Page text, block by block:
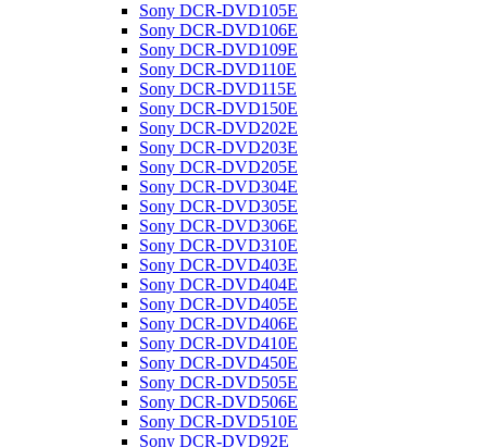
Sony DCR-DVD105E
Sony DCR-DVD106E
Sony DCR-DVD109E
Sony DCR-DVD110E
Sony DCR-DVD115E
Sony DCR-DVD150E
Sony DCR-DVD202E
Sony DCR-DVD203E
Sony DCR-DVD205E
Sony DCR-DVD304E
Sony DCR-DVD305E
Sony DCR-DVD306E
Sony DCR-DVD310E
Sony DCR-DVD403E
Sony DCR-DVD404E
Sony DCR-DVD405E
Sony DCR-DVD406E
Sony DCR-DVD410E
Sony DCR-DVD450E
Sony DCR-DVD505E
Sony DCR-DVD506E
Sony DCR-DVD510E
Sony DCR-DVD92E